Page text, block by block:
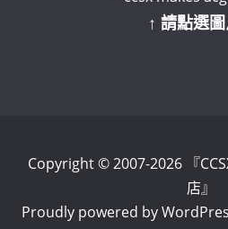
↑ 請點選
Copyright © 2007-2026 『
店』
Proudly powered by